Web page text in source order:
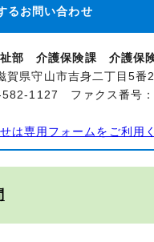
るお問い合わせ
部 介護保険課 介護保
県守山市吉身二丁目5番
582-1127 ファクス番号
は専用フォームをご利用